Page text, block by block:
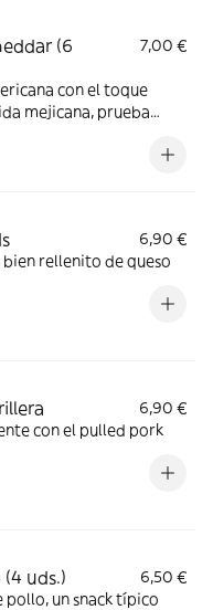
(6
7,00 €
con el toque
mejicana, prueba
6,90 €
rellenito de queso
6,90 €
con el pulled pork
uds.)
6,50 €
un snack típico